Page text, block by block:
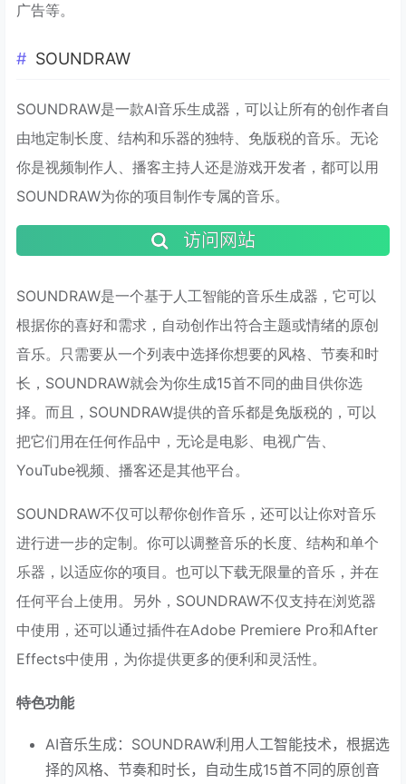
广告等。
SOUNDRAW
SOUNDRAW是一款AI音乐生成器，可以让所有的创作者自
由地定制长度、结构和乐器的独特、免版税的音乐。无论
你是视频制作人、播客主持人还是游戏开发者，都可以用
SOUNDRAW为你的项目制作专属的音乐。
访问网站
SOUNDRAW是一个基于人工智能的音乐生成器，它可以
根据你的喜好和需求，自动创作出符合主题或情绪的原创
音乐。只需要从一个列表中选择你想要的风格、节奏和时
长，SOUNDRAW就会为你生成15首不同的曲目供你选
择。而且，SOUNDRAW提供的音乐都是免版税的，可以
把它们用在任何作品中，无论是电影、电视广告、
YouTube视频、播客还是其他平台。
SOUNDRAW不仅可以帮你创作音乐，还可以让你对音乐
进行进一步的定制。你可以调整音乐的长度、结构和单个
乐器，以适应你的项目。也可以下载无限量的音乐，并在
任何平台上使用。另外，SOUNDRAW不仅支持在浏览器
中使用，还可以通过插件在Adobe Premiere Pro和After
Effects中使用，为你提供更多的便利和灵活性。
特色功能
AI音乐生成：SOUNDRAW利用人工智能技术，根据选
择的风格、节奏和时长，自动生成15首不同的原创音